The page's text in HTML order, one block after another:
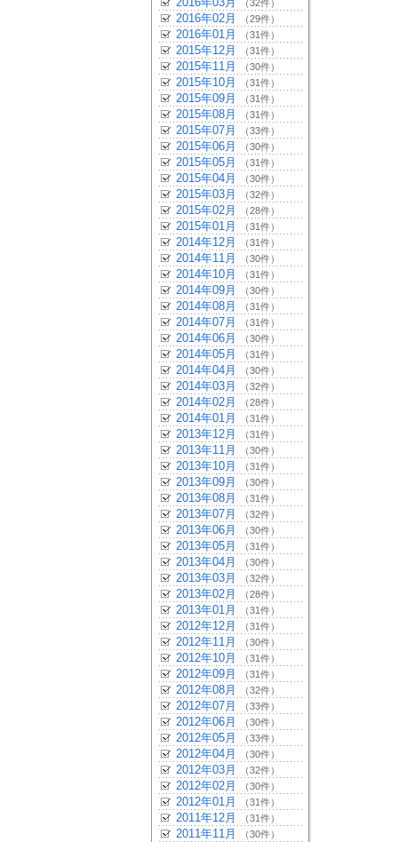
（32件）
2016年02月 （29件）
2016年01月 （31件）
2015年12月 （31件）
2015年11月 （30件）
2015年10月 （31件）
2015年09月 （31件）
2015年08月 （31件）
2015年07月 （33件）
2015年06月 （30件）
2015年05月 （31件）
2015年04月 （30件）
2015年03月 （32件）
2015年02月 （28件）
2015年01月 （31件）
2014年12月 （31件）
2014年11月 （30件）
2014年10月 （31件）
2014年09月 （30件）
2014年08月 （31件）
2014年07月 （31件）
2014年06月 （30件）
2014年05月 （31件）
2014年04月 （30件）
2014年03月 （32件）
2014年02月 （28件）
2014年01月 （31件）
2013年12月 （31件）
2013年11月 （30件）
2013年10月 （31件）
2013年09月 （30件）
2013年08月 （31件）
2013年07月 （32件）
2013年06月 （30件）
2013年05月 （31件）
2013年04月 （30件）
2013年03月 （32件）
2013年02月 （28件）
2013年01月 （31件）
2012年12月 （31件）
2012年11月 （30件）
2012年10月 （31件）
2012年09月 （31件）
2012年08月 （32件）
2012年07月 （33件）
2012年06月 （30件）
2012年05月 （33件）
2012年04月 （30件）
2012年03月 （32件）
2012年02月 （30件）
2012年01月 （31件）
2011年12月 （31件）
2011年11月 （30件）